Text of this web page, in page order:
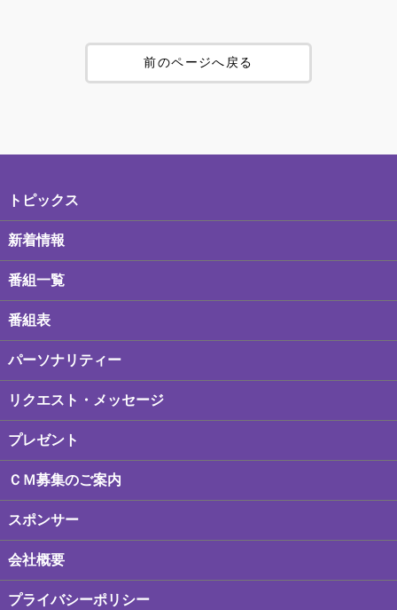
前のページへ戻る
トピックス
新着情報
番組一覧
番組表
パーソナリティー
リクエスト・メッセージ
プレゼント
ＣＭ募集のご案内
スポンサー
会社概要
プライバシーポリシー